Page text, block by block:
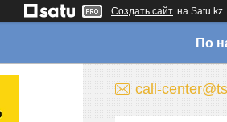
Создать сайт на Satu.kz
По
call-